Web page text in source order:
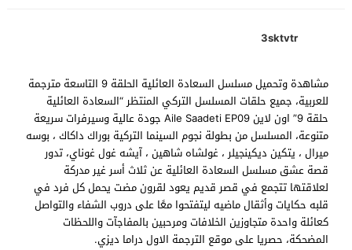
3sktvtr
مشاهدة وتحميل مسلسل السعادة العائلية الحلقة 9 التاسعة مترجمة
للعربية، جميع حلقات المسلسل التركي المنتظر “السعادة العائلية
حلقة 9” اون لاين Aile Saadeti EP09 جودة عالية وسيرفرات سريعة
متنوعة، المسلسل من بطولة نجوم السينما التركية بوراك داكاك ، بوسه
ميرال ، يتكين ديكينجيلر ، غولشاه شاهين ، آيشه غول غوناي، تدور
قصة عشق مسلسل السعادة العائلية عن ثلاث أسر غير مدركة
لعلاقتها تتجمع في قصر قديم يعود لقرون مضت يحمل كل فرد في
قلبه حكايات وأثقال ماضيه ليتفتحوا معًا على دروب الشفاء والتواصل
كعائلة واحدة متجاوزين الخلافات ومرحبين بالمفاجآت واللحظات
المضحكة، حصريا على موقع الترجمة الاول دراما ديزي.